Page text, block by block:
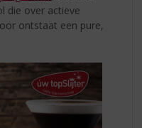
die over actieve
ontstaat een pure,